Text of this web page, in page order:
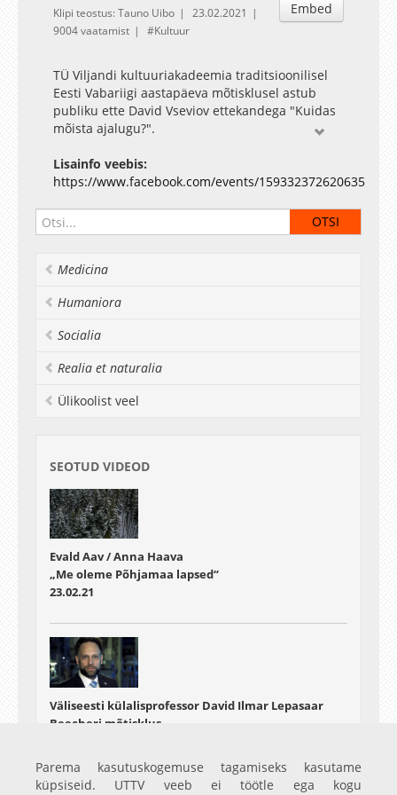
Embed
Klipi teostus: Tauno Uibo
23.02.2021
9004 vaatamist
Kultuur
TÜ Viljandi kultuuriakadeemia traditsioonilisel
Eesti Vabariigi aastapäeva mõtisklusel astub
publiku ette David Vseviov ettekandega "Kuidas
mõista ajalugu?".
David Vseviov on ajaloolane, Eesti
kunstiakadeemia emeriitprofessor, armastatud
teaduslike ning esseistlike artiklite autor.
Pidulikul otseülekandel edastab tervitussõnad
muusikalise vahepalaga astuvad üles akadeemia
Lisainfo veebis:
https://www.facebook.com/events/159332372620635
Medicina
Humaniora
Socialia
Realia et naturalia
Ülikoolist veel
SEOTUD VIDEOD
Evald Aav / Anna Haava
„Me oleme Põhjamaa lapsed“
23.02.21
Väliseesti külalisprofessor David Ilmar Lepasaar
Beecheri mõtisklus
23.02.21
Parema kasutuskogemuse tagamiseks kasutame
küpsiseid. UTTV veeb ei töötle ega kogu